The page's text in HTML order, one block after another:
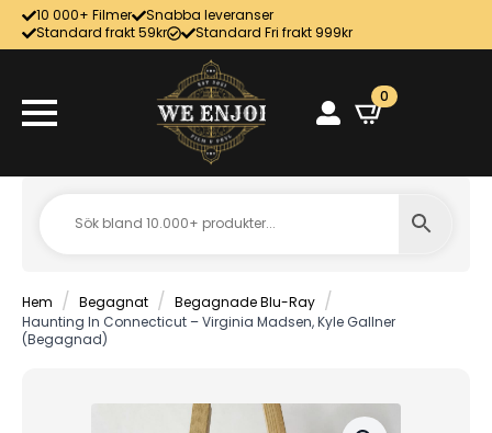
10 000+ Filmer
Snabba leveranser
Standard frakt 59kr
Standard Fri frakt 999kr
0
Hem Begagnat
Begagnade Blu-Ray
Haunting In Connecticut – Virginia Madsen, Kyle Gallner
(Begagnad)